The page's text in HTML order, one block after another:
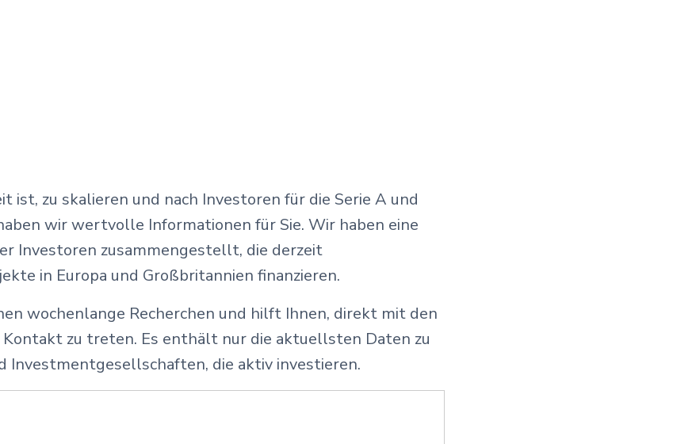
ist, zu skalieren und nach Investoren für die Serie A und
wir wertvolle Informationen für Sie. Wir haben eine
Investoren zusammengestellt, die derzeit
in Europa und Großbritannien finanzieren.
wochenlange Recherchen und hilft Ihnen, direkt mit den
zu treten. Es enthält nur die aktuellsten Daten zu
Investmentgesellschaften, die aktiv investieren.